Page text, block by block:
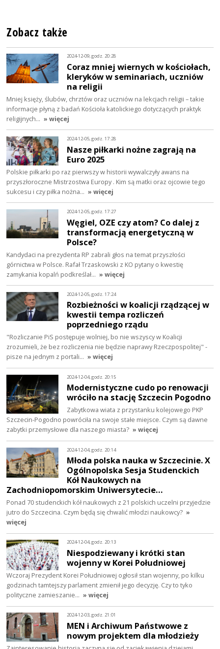
Zobacz także
2024-12-09, godz. 20:28
Coraz mniej wiernych w kościołach,
kleryków w seminariach, uczniów
na religii
Mniej księży, ślubów, chrztów oraz uczniów na lekcjach religii – takie
informacje płyną z badań Kościoła katolickiego dotyczących praktyk
religijnych… » więcej
2024-12-05, godz. 17:28
Nasze piłkarki nożne zagrają na
Euro 2025
Polskie piłkarki po raz pierwszy w historii wywalczyły awans na
przyszłoroczne Mistrzostwa Europy . Kim są matki oraz ojcowie tego
sukcesu i czy piłka nożna… » więcej
2024-12-05, godz. 17:27
Węgiel, OZE czy atom? Co dalej z
transformacją energetyczną w
Polsce?
Kandydaci na prezydenta RP zabrali głos na temat przyszłości
górnictwa w Polsce. Rafał Trzaskowski z KO pytany o kwestię
zamykania kopalń podkreślał… » więcej
2024-12-05, godz. 17:24
Rozbieżności w koalicji rządzącej w
kwestii tempa rozliczeń
poprzedniego rządu
"Rozliczanie PiS postępuje wolniej, bo nie wszyscy w Koalicji
zrozumieli, że bez rozliczenia nie będzie naprawy Rzeczpospolitej" -
pisze na jednym z portali… » więcej
2024-12-04, godz. 20:15
Modernistyczne cudo po renowacji
wróciło na stację Szczecin Pogodno
Zabytkowa wiata z przystanku kolejowego PKP
Szczecin-Pogodno powróciła na swoje stałe miejsce. Czym są dawne
zabytki przemysłowe dla naszego miasta? » więcej
2024-12-04, godz. 20:14
Młoda polska nauka w Szczecinie. X
Ogólnopolska Sesja Studenckich
Kół Naukowych na
Zachodniopomorskim Uniwersytecie…
Ponad 70 studenckich kół naukowych z 21 polskich uczelni przyjedzie
jutro do Szczecina. Czym będą się chwalić młodzi naukowcy? »
więcej
2024-12-04, godz. 20:13
Niespodziewany i krótki stan
wojenny w Korei Południowej
Wczoraj Prezydent Korei Południowej ogłosił stan wojenny, po kilku
godzinach tamtejszy parlament zmienił jego decyzję. Czy to tyko
polityczne zamieszanie… » więcej
2024-12-03, godz. 21:01
MEN i Archiwum Państwowe z
nowym projektem dla młodzieży